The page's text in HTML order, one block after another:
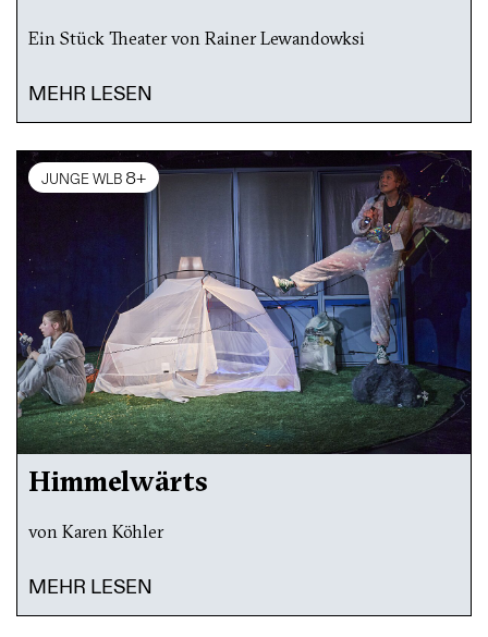
Ein Stück Theater von Rainer Lewandowksi
MEHR LESEN
JUNGE WLB 8+
Himmelwärts
von Karen Köhler
MEHR LESEN